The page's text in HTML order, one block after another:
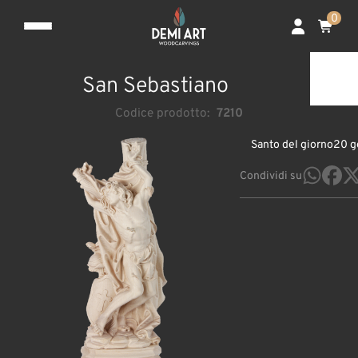
0
San Sebastiano
Codice prodotto: 7210
Santo del giorno20
Condividi su